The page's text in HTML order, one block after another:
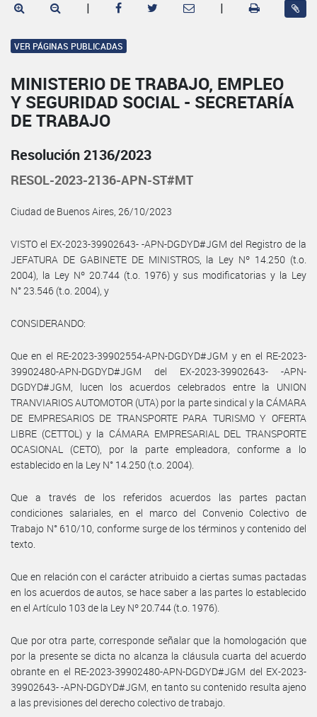
| |
VER PÁGINAS PUBLICADAS
MINISTERIO DE TRABAJO, EMPLEO
Y SEGURIDAD SOCIAL - SECRETARÍA
DE TRABAJO
Resolución 2136/2023
RESOL-2023-2136-APN-ST#MT
Ciudad de Buenos Aires, 26/10/2023
VISTO el EX-2023-39902643- -APN-DGDYD#JGM del Registro de la
JEFATURA DE GABINETE DE MINISTROS, la Ley Nº 14.250 (t.o.
2004), la Ley Nº 20.744 (t.o. 1976) y sus modificatorias y la Ley
N° 23.546 (t.o. 2004), y
CONSIDERANDO:
Que en el RE-2023-39902554-APN-DGDYD#JGM y en el RE-2023-
39902480-APN-DGDYD#JGM del EX-2023-39902643- -APN-
DGDYD#JGM, lucen los acuerdos celebrados entre la UNION
TRANVIARIOS AUTOMOTOR (UTA) por la parte sindical y la CÁMARA
DE EMPRESARIOS DE TRANSPORTE PARA TURISMO Y OFERTA
LIBRE (CETTOL) y la CÁMARA EMPRESARIAL DEL TRANSPORTE
OCASIONAL (CETO), por la parte empleadora, conforme a lo
establecido en la Ley N° 14.250 (t.o. 2004).
Que a través de los referidos acuerdos las partes pactan
condiciones salariales, en el marco del Convenio Colectivo de
Trabajo N° 610/10, conforme surge de los términos y contenido del
texto.
Que en relación con el carácter atribuido a ciertas sumas pactadas
en los acuerdos de autos, se hace saber a las partes lo establecido
en el Artículo 103 de la Ley Nº 20.744 (t.o. 1976).
Que por otra parte, corresponde señalar que la homologación que
por la presente se dicta no alcanza la cláusula cuarta del acuerdo
obrante en el RE-2023-39902480-APN-DGDYD#JGM del EX-2023-
39902643- -APN-DGDYD#JGM, en tanto su contenido resulta ajeno
a las previsiones del derecho colectivo de trabajo.